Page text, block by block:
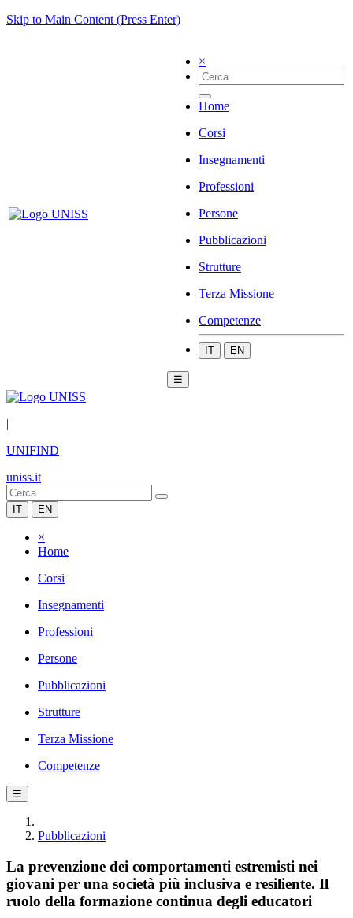
Skip to Main Content (Press Enter)
×
Home
Corsi
Insegnamenti
Professioni
Persone
Pubblicazioni
Strutture
Terza Missione
Competenze
IT EN
☰
|
UNIFIND
uniss.it
IT EN
×
Home
Corsi
Insegnamenti
Professioni
Persone
Pubblicazioni
Strutture
Terza Missione
Competenze
☰
Pubblicazioni
La prevenzione dei comportamenti estremisti nei
giovani per una società più inclusiva e resiliente. Il
ruolo della formazione continua degli educatori